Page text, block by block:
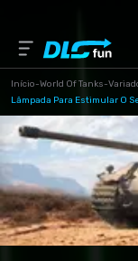
Início-World Of Tanks-
Lâmpada Para Estimular O
Versão do Jogo *
1.23.0.1
Download